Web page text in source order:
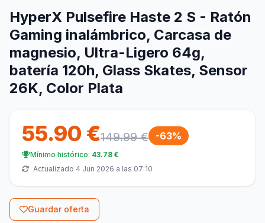
HyperX Pulsefire Haste 2 S - Ratón
Gaming inalámbrico, Carcasa de
magnesio, Ultra-Ligero 64g,
batería 120h, Glass Skates, Sensor
26K, Color Plata
55.90 €149.99 € -63%
Mínimo histórico: 43.78 €
Actualizado 4 Jun 2026 a las 07:10
Guardar oferta